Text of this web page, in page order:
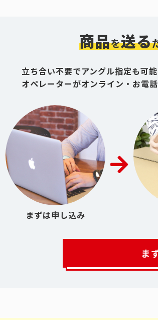
商品を送る
立ち合い不要でアングル指定も可
オペレーターがオンライン・お電
まずは申し込み
ま